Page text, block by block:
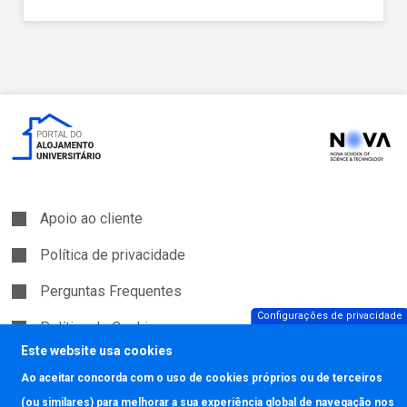
Apoio ao cliente
Política de privacidade
Perguntas Frequentes
Política de Cookies
Copyright © JAVALI 2026
Configurações de privacidade
Este website usa cookies
Ao aceitar concorda com o uso de cookies próprios ou de terceiros
(ou similares) para melhorar a sua experiência global de navegação nos